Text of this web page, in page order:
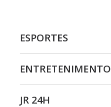
ESPORTES
ENTRETENIMENTO
JR 24H